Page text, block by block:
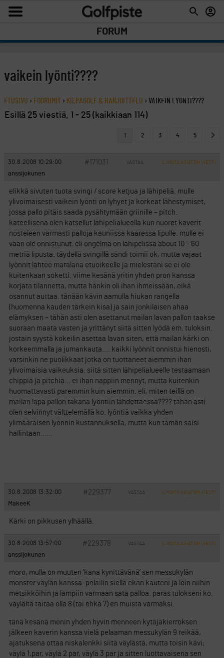
FORUM
vaikein lyönti????
ETUSIVU › FOORUMIT › KILPAGOLF & HARJOITTELU › VAIKEIN LYÖNTI????
Esillä 25 viestiä, 1 - 25 (kaikkiaan 114)
1 2 3 4 5
30.8.2008 10:29:00 #171031 VASTAA ILMOITA ASIATON VIESTI
anssijokunen
elikkä sivuten tuota svingi / score ketjua ja lähipeliä. mulle
ylivoimaisesti vaikein lyönti on lyhyet ja korkeat lähestymiset,
jossa pallo pitäis saada pysähtymään griinille – pitch.
kateellisena olen katsellut lähipelialueella kun nuoret kaverit
nosteleen varmasti palloja kauniissa kaaressa lipulle. mulle ei
vaan ole onnistunut. eli ongelma on lähipelissä about 10 – 60
metriä lipusta. täydellä svingillä sändi toimii ok, mutta vajaat
lyönnit lähtee matalana etuoikeelle ja mielestäni se ei ole
kuitenkaan soketti. viime kesänä yritin yhden pron kanssa
korjata tilannetta, mutta hänkin oli ihan ihmeissään, eikä
osannut auttaa. tänään kävin aamulla hiukan rangella
(huomenna kauden tärkein kisa) ja sain jonkilaisen ahaa
elämyksen – tähän asti olen asettanut mailan lavan pallon taakse
suoraan maata vasten ja yrittänyt siitä sitten lyödä em. tuloksin.
jostain syystä kokeilin asettaa lavan siten, että mailan kärki on
korkeemmalla ja jumankauta…. kaikki lyönnit onnistui hienosti,
varsinkin ne puolikkaat jotka on tuottaneet aiemmin ihan
ylivoimaisia vaikeuksia. siitä sitten lähipelialueelle testaamaan
chippiä ja pitchiä… ei ihan nappiin mennyt, mutta kuitenkin
huomattavasti paremmin kuin aiemmin. eli, miten teillä on
mailan lapa pallon takana lyöntiin lähdettäessä???? tähän asti
olen selvinnyt välttelemällä ko. lyöntiä vaikka yhden
ylimääräisen lyönnin kustannuksella, mutta kun tämän saisi
hallintaan……
30.8.2008 13:32:00 #229377 VASTAA ILMOITA ASIATON VIESTI
MakeeK
Kärki on pikkusen ylhäällä.
30.8.2008 13:57:00 #229378 VASTAA ILMOITA ASIATON VIESTI
anssijokunen
moro, mulla on muuten ’kana kynittävänä’ sen messukylän
monster väylän kanssa. pelailin siellä ekan kauteni ja löin niihin
metsikköihin ja lampiin varmaan sata palloa. paras tulokseni ko.
väylältä taitaa olla 8 (tai ehkä 7) en muista varmaksi.
tänä kesänä menin yhden hyvin menneen kytäjäkierroksen
jälkeen kaverin kanssa vielä pelaaman messukylän 9 reikää,
ajatuksena ottaa niskalenkki siitä väylästä, mutta toisin kävi;
väylä 1,par, väylä 2 par, väylä 3 par ja sitten luottavaisena sen